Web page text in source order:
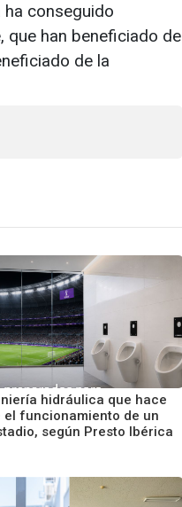
conseguido
que han beneficiado de
de la
hidráulica que hace
el funcionamiento de un
según Presto Ibérica